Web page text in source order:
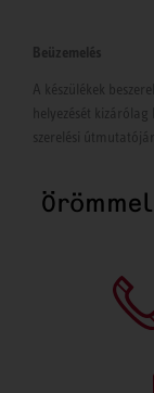
Beüzemelés
A készülékek
helyezését
szerelési